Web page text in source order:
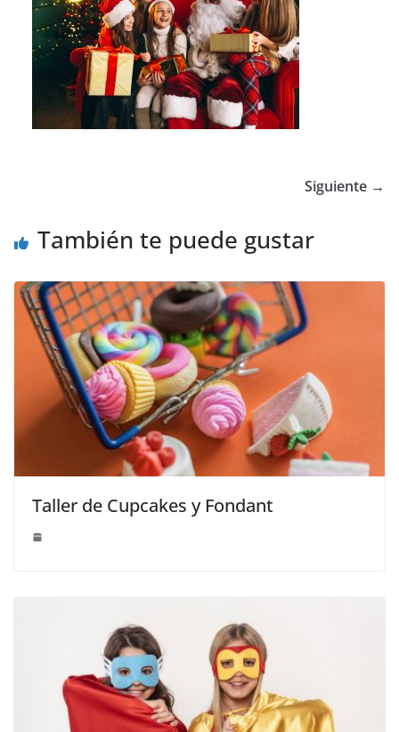
Siguiente →
También te puede gustar
Taller de Cupcakes y Fondant